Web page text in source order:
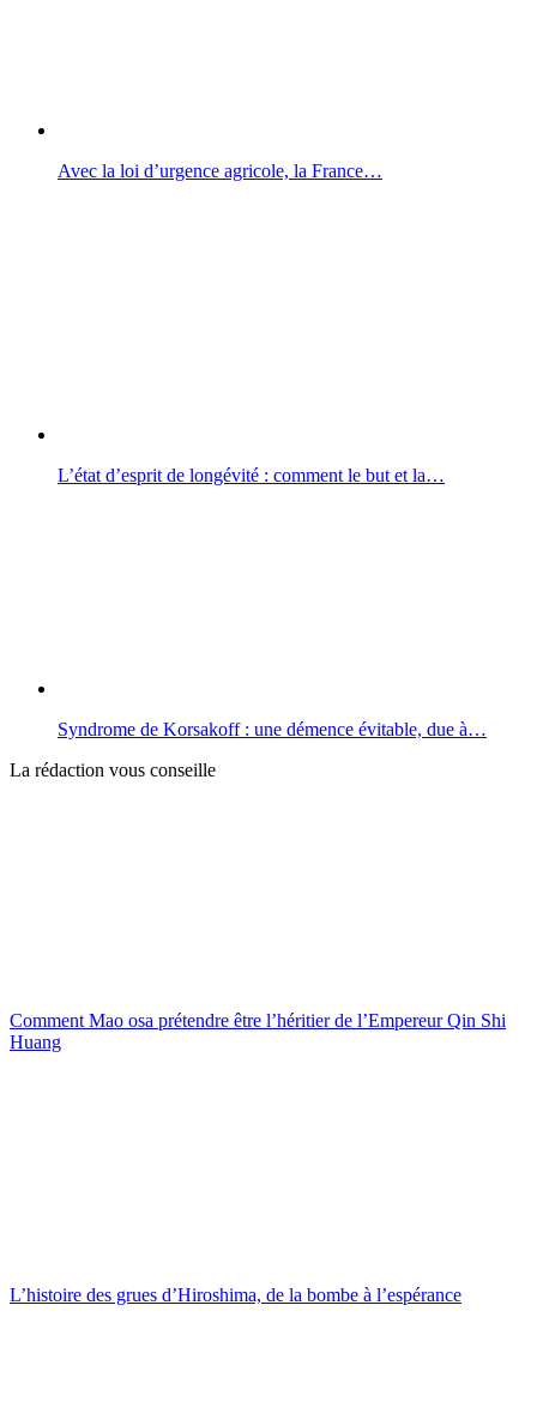
Avec la loi d’urgence agricole, la France…
L’état d’esprit de longévité : comment le but et la…
Syndrome de Korsakoff : une démence évitable, due à…
La rédaction vous conseille
Comment Mao osa prétendre être l’héritier de l’Empereur Qin Shi
Huang
L’histoire des grues d’Hiroshima, de la bombe à l’espérance